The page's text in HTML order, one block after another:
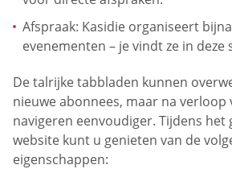
Afspraak: Kasidie organiseert
evenementen – je vindt ze in deze
De talrijke tabbladen kunnen
nieuwe abonnees, maar na
navigeren eenvoudiger. Tijdens het
website kunt u genieten van de
eigenschappen: